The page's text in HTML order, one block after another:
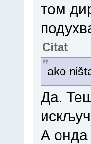
том
Citat
ako
Да.
А онда